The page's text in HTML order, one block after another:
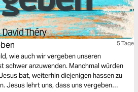
5 Tage
wie auch wir vergeben unseren
schwer anzuwenden. Manchmal würden
bat, weiterhin diejenigen hassen zu
Jesus lehrt uns, dass uns vergeben